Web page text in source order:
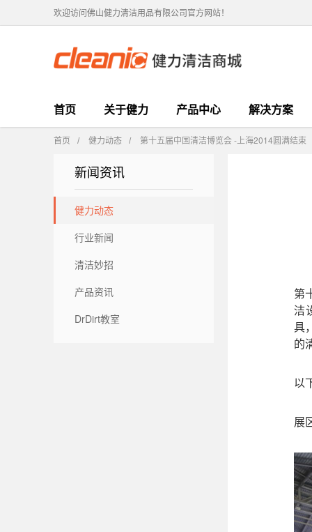
欢迎访问佛山健力清洁用品有限公司官方网站！
首页 关于健力 产品中心 解决方案
首页 / 健力动态 / 第十五届中国清洁博览会 -上海2014圆满结束
新闻资讯
健力动态
行业新闻
清洁妙招
产品资讯
DrDirt教室
第
洁
具
的
以
展